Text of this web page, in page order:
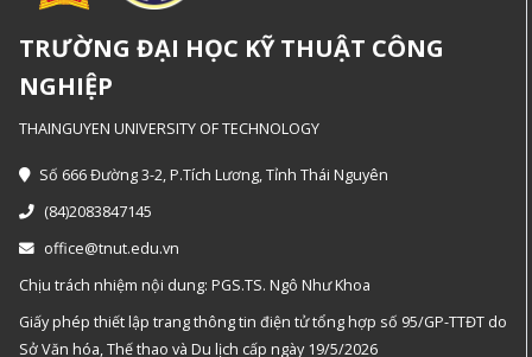
TRƯỜNG ĐẠI HỌC KỸ THUẬT CÔNG
NGHIỆP
THAINGUYEN UNIVERSITY OF TECHNOLOGY
Số 666 Đường 3-2, P.Tích Lương, Tỉnh Thái Nguyên
(84)2083847145
office@tnut.edu.vn
Chịu trách nhiệm nội dung: PGS.TS. Ngô Như Khoa
Giấy phép thiết lập trang thông tin điện tử tổng hợp số 95/GP-TTĐT do
Sở Văn hóa, Thế thao và Du lịch cấp ngày 19/5/2026